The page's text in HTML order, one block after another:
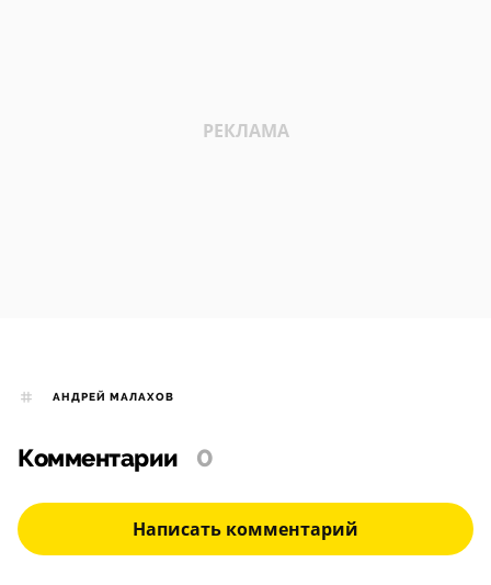
АНДРЕЙ МАЛАХОВ
Комментарии 0
Написать комментарий